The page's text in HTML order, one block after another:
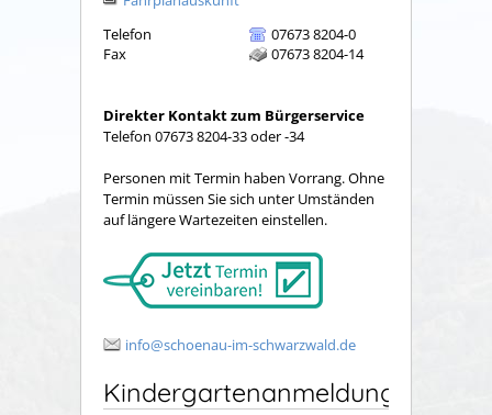
Telefon
07673 8204-0
Fax
07673 8204-14
Direkter Kontakt zum Bürgerservice
Telefon 07673 8204-33 oder -34
Personen mit Termin haben Vorrang. Ohne
Termin müssen Sie sich unter Umständen
auf längere Wartezeiten einstellen.
info@schoenau-im-schwarzwald.de
Kindergartenanmeldung